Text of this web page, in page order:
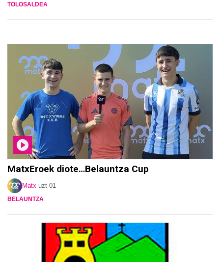
TOLOSALDEA
MatxEroek diote…Belauntza Cup
Matx uzt 01
BELAUNTZA